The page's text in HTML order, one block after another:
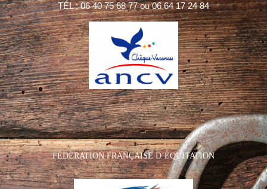
TÉL : 06 40 75 68 77 ou 06 64 17 24 84
FÉDÉRATION FRANÇAISE D’ÉQUITATION